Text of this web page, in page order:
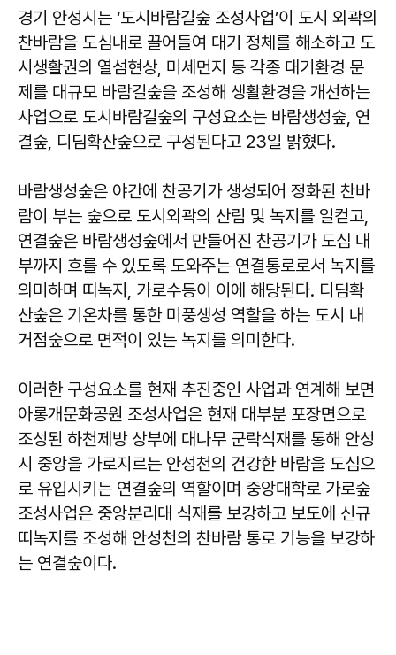
경기 안성시는 ‘도시바람길숲 조성사업’이 도시 외곽의
찬바람을 도심내로 끌어들여 대기 정체를 해소하고 도
시생활권의 열섬현상, 미세먼지 등 각종 대기환경 문
제를 대규모 바람길숲을 조성해 생활환경을 개선하는
사업으로 도시바람길숲의 구성요소는 바람생성숲, 연
결숲, 디딤확산숲으로 구성된다고 23일 밝혔다.
바람생성숲은 야간에 찬공기가 생성되어 정화된 찬바
람이 부는 숲으로 도시외곽의 산림 및 녹지를 일컫고,
연결숲은 바람생성숲에서 만들어진 찬공기가 도심 내
부까지 흐를 수 있도록 도와주는 연결통로로서 녹지를
의미하며 띠녹지, 가로수등이 이에 해당된다. 디딤확
산숲은 기온차를 통한 미풍생성 역할을 하는 도시 내
거점숲으로 면적이 있는 녹지를 의미한다.
이러한 구성요소를 현재 추진중인 사업과 연계해 보면
아롱개문화공원 조성사업은 현재 대부분 포장면으로
조성된 하천제방 상부에 대나무 군락식재를 통해 안성
시 중앙을 가로지르는 안성천의 건강한 바람을 도심으
로 유입시키는 연결숲의 역할이며 중앙대학로 가로숲
조성사업은 중앙분리대 식재를 보강하고 보도에 신규
띠녹지를 조성해 안성천의 찬바람 통로 기능을 보강하
는 연결숲이다.